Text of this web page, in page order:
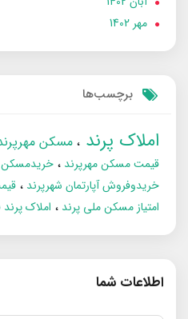
مهر 1402
برچسب‌ها
املاک پرند مسکن
قیمت مسکن مهرپرند
خریدمسکن
خریدوفروش آپارتمان شهرپرند
امتیاز مسکن ملی پرند
املاک پرند
اطلاعات شما